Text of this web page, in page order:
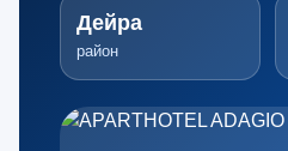
Дейра
район